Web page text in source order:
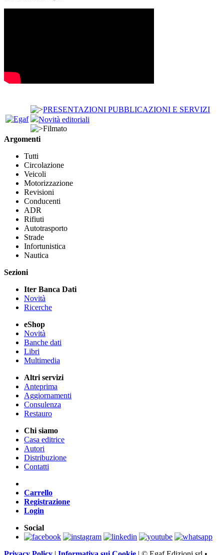
PRESENTAZIONI PUBBLICAZIONI E SERVIZI
Novità editoriali
Filmato
Argomenti
Tutti
Circolazione
Veicoli
Motorizzazione
Revisioni
Conducenti
ADR
Rifiuti
Autotrasporto
Strade
Infortunistica
Nautica
Sezioni
Iter Banca Dati
Novità
Ricerche
eShop
Novità
Banche dati
Libri
Multimedia
Altri servizi
Anteprima
Aggiornamenti
Consulenza
Restauro
Chi siamo
Casa editrice
Autori
Distribuzione
Contatti
Carrello
Registrazione
Login
Social